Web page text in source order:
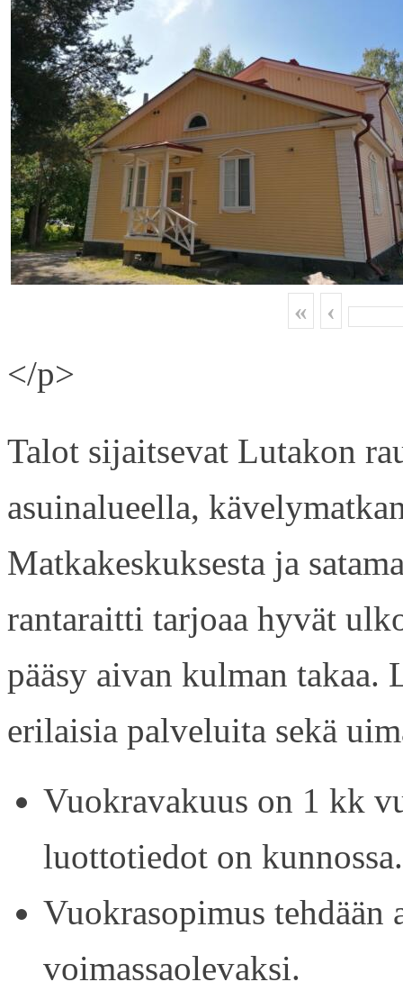
« ‹
</p>
Talot sijaitsevat Lutakon
asuinalueella,
Matkakeskuksesta ja
rantaraitti tarjoaa hyvät
pääsy aivan kulman
erilaisia palveluita sekä
Vuokravakuus on 1 kk
luottotiedot on kunnossa.
Vuokrasopimus tehdään
voimassaolevaksi.